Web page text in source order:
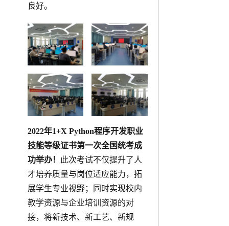
良好。
2022年1+X Python程序开发职业
技能等级证书第一次全国统考成
功举办！
此次考试不仅提升了人
才培养质量与岗位适应能力，拓
展学生专业视野；同时实现校内
教学资源与企业培训资源的对
接，将新技术、新工艺、新规